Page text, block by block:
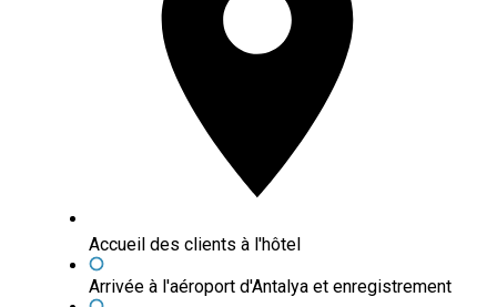
Accueil des clients à l'hôtel
Arrivée à l'aéroport d'Antalya et enregistrement